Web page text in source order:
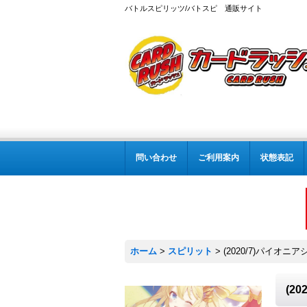
バトルスピリッツ/バトスピ 通販サイト
問い合わせ ご利用案内 状態表記
ホーム > スピリット > (2020/7)パイオニア